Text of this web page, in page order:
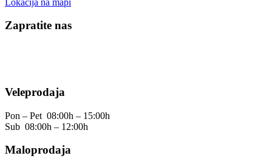
Zapratite nas
Veleprodaja
Pon – Pet 08:00h – 15:00h
Sub 08:00h – 12:00h
Maloprodaja